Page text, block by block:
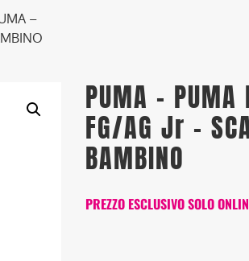
–
PUMA – PUMA
FG/AG Jr –
BAMBINO
PREZZO ESCLUSIVO SOLO